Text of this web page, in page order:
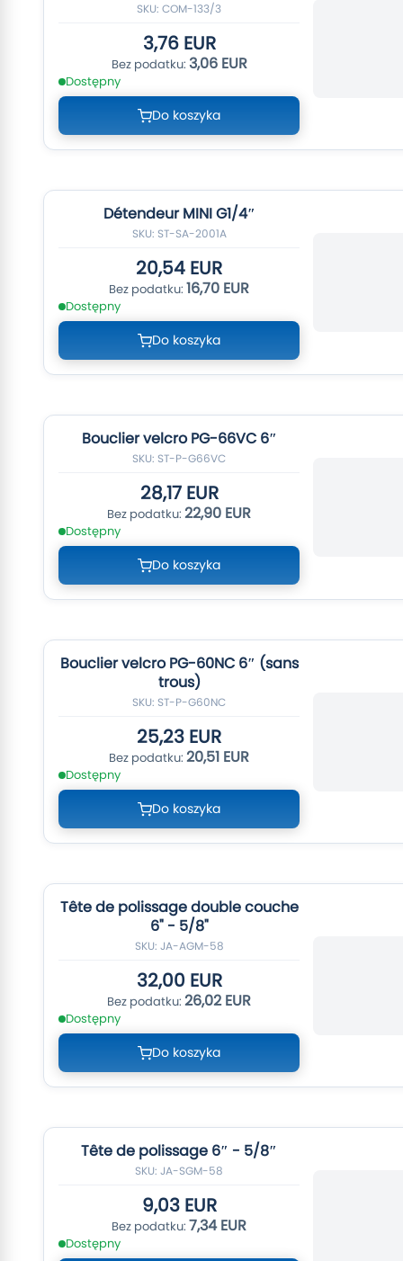
SKU: COM-133/3
3,76 EUR
3,06 EUR
Dostępny
Do koszyka
Détendeur MINI G1/4″
SKU: ST-SA-2001A
20,54 EUR
16,70 EUR
Dostępny
Do koszyka
Bouclier velcro PG-66VC 6″
SKU: ST-P-G66VC
28,17 EUR
22,90 EUR
Dostępny
Do koszyka
Bouclier velcro PG-60NC 6″ (sans
trous)
SKU: ST-P-G60NC
25,23 EUR
20,51 EUR
Dostępny
Do koszyka
Tête de polissage double couche
6" - 5/8"
SKU: JA-AGM-58
32,00 EUR
26,02 EUR
Dostępny
Do koszyka
Tête de polissage 6″ - 5/8″
SKU: JA-SGM-58
9,03 EUR
7,34 EUR
Dostępny